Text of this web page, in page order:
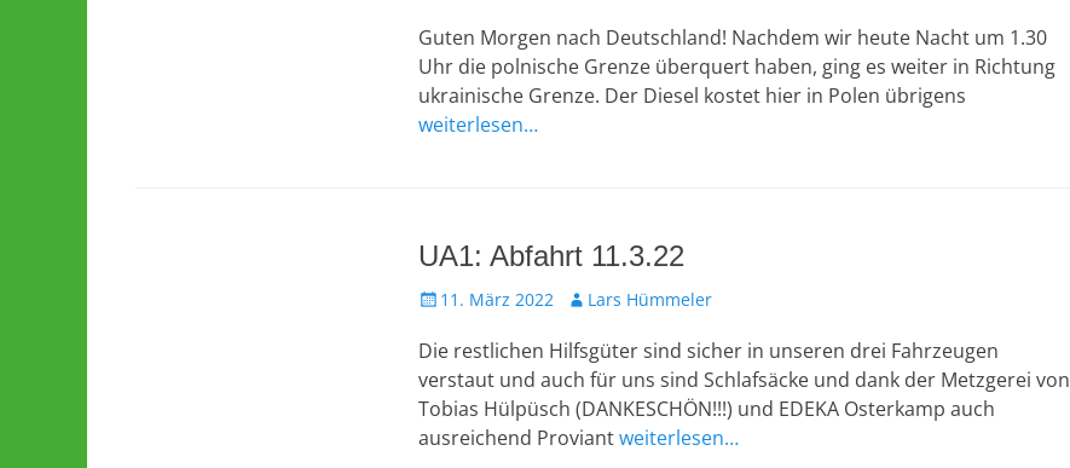
Guten Morgen nach Deutschland! Nachdem wir heute Nacht um 1.30
Uhr die polnische Grenze überquert haben, ging es weiter in Richtung
ukrainische Grenze. Der Diesel kostet hier in Polen übrigens
weiterlesen…
UA1: Abfahrt 11.3.22
Veröffentlicht
11. März 2022 AutorLars Hümmeler
Die restlichen Hilfsgüter sind sicher in unseren drei Fahrzeugen
verstaut und auch für uns sind Schlafsäcke und dank der Metzgerei von
Tobias Hülpüsch (DANKESCHÖN!!!) und EDEKA Osterkamp auch
ausreichend Proviantweiterlesen…